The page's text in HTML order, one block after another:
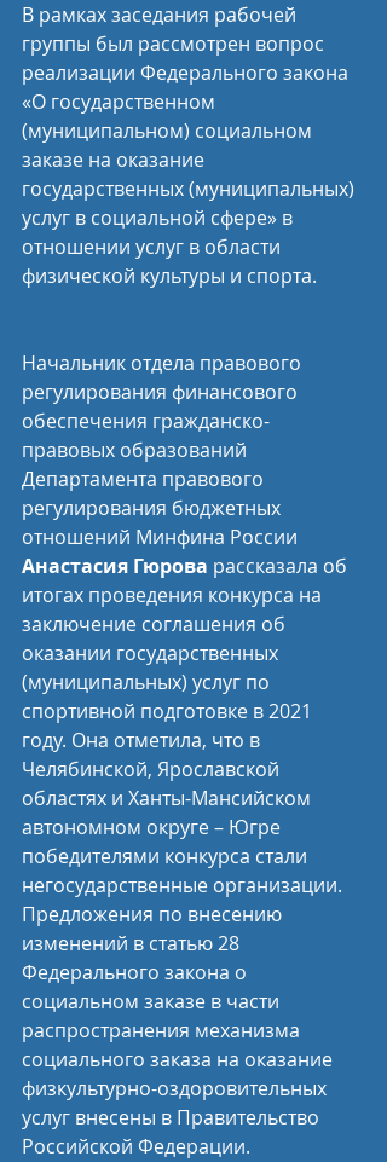
В рамках заседания рабочей
группы был рассмотрен вопрос
реализации Федерального закона
«О государственном
(муниципальном) социальном
заказе на оказание
государственных (муниципальных)
услуг в социальной сфере» в
отношении услуг в области
физической культуры и спорта.
Начальник отдела правового
регулирования финансового
обеспечения гражданско-
правовых образований
Департамента правового
регулирования бюджетных
отношений Минфина России
Анастасия Гюрова рассказала об
итогах проведения конкурса на
заключение соглашения об
оказании государственных
(муниципальных) услуг по
спортивной подготовке в 2021
году. Она отметила, что в
Челябинской, Ярославской
областях и Ханты-Мансийском
автономном округе – Югре
победителями конкурса стали
негосударственные организации.
Предложения по внесению
изменений в статью 28
Федерального закона о
социальном заказе в части
распространения механизма
социального заказа на оказание
физкультурно-оздоровительных
услуг внесены в Правительство
Российской Федерации.